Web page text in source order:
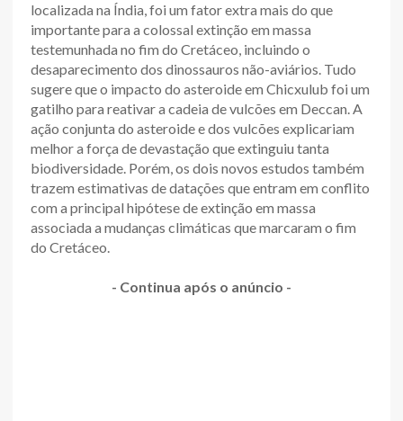
localizada na Índia, foi um fator extra mais do que
importante para a colossal extinção em massa
testemunhada no fim do Cretáceo, incluindo o
desaparecimento dos dinossauros não-aviários. Tudo
sugere que o impacto do asteroide em Chicxulub foi um
gatilho para reativar a cadeia de vulcões em Deccan. A
ação conjunta do asteroide e dos vulcões explicariam
melhor a força de devastação que extinguiu tanta
biodiversidade. Porém, os dois novos estudos também
trazem estimativas de datações que entram em conflito
com a principal hipótese de extinção em massa
associada a mudanças climáticas que marcaram o fim
do Cretáceo.
- Continua após o anúncio -